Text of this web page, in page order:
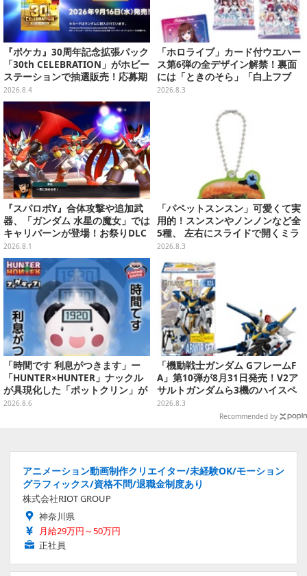
『ポケカ』30周年記念拡張パック
「30th CELEBRATION」がホビー
ステーションで抽選販売！応募期
間は8月6日23時59分まで
2026.8.4
「ホロライブ」カード付ウエハー
ス第6弾の全デザイン解禁！裏面
には「ときのそら」「白上フブ
キ」ら30名の手書きメッセージ入
2026.8.3
『スパロボY』合体攻撃や追加武
器、「ガンダム 水星の魔女」では
キャリバーンが登場！お祭りDLC
「アニバーサリーエキスパンショ
ンパック」8月5日配信
2026.8.1
「パペットスンスン」可愛くて実
用的！スンスンやノンノンなど全
5種、 左右にスライドで開くミラ
ーがガシャポンにて発売
2026.8.3
「時間です 利息がつきます」ー
「HUNTER×HUNTER」ナックル
が具現化した「ポットクリン」が
貯金箱としてプライズ展開
2026.8.6
「機動戦士ガンダム GフレームF
A」第10弾が8月31日発売！V2ア
サルトガンダムら3機のハイスペ
ック可動フィギュア
2026.8.3
Recommended by
アニメーション動画制作クリエイター/未経験OK/モーション
グラフィックス/資格不問/退職金制度あり
株式会社RIOT GROUP
神奈川県
月給29万円～50万円
正社員